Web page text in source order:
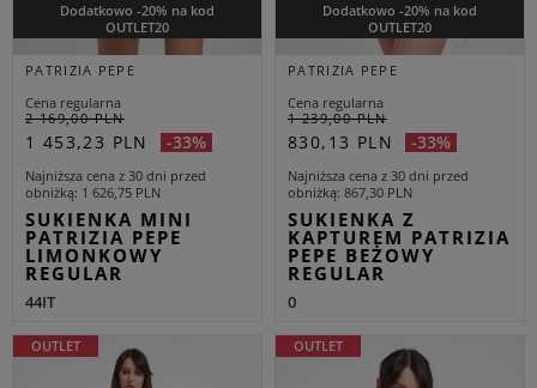
Dodatkowo -20% na kod
OUTLET20
PATRIZIA PEPE
Cena regularna
2 169,00 PLN
1 453,23 PLN -33%
Najniższa cena z 30 dni przed
obniżką 1 626,75 PLN
SUKIENKA MINI
PATRIZIA PEPE
LIMONKOWY
REGULAR
44IT
Dodatkowo -20% na kod
OUTLET20
PATRIZIA PEPE
Cena regularna
1 239,00 PLN
830,13 PLN -33%
Najniższa cena z 30 dni przed
obniżką 867,30 PLN
SUKIENKA Z
KAPTUREM PATRIZIA
PEPE BEŻOWY
REGULAR
0
OUTLET OUTLET